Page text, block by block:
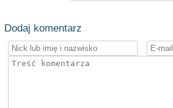
Dodaj komentarz